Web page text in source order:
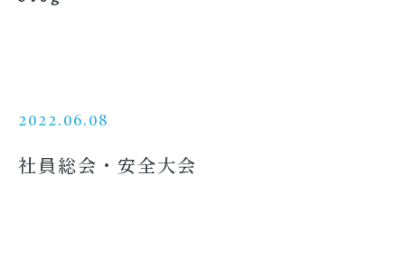
2022.06.08
社員総会・安全大会